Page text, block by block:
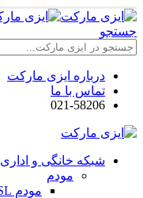
جستجو
درباره ایزی مارکت
تماس با ما
021-58206
شبکه خانگی و اداری
مودم
مودم ADSL و VDSL